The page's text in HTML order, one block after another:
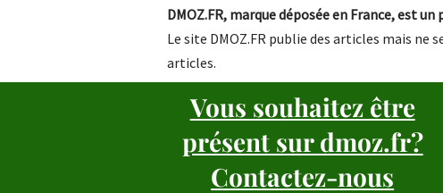
DMOZ.FR, marque déposée en France, est
Le site DMOZ.FR publie des articles mais
articles.
Vous souhaitez être
présent sur dmoz.fr?
Contactez-nous